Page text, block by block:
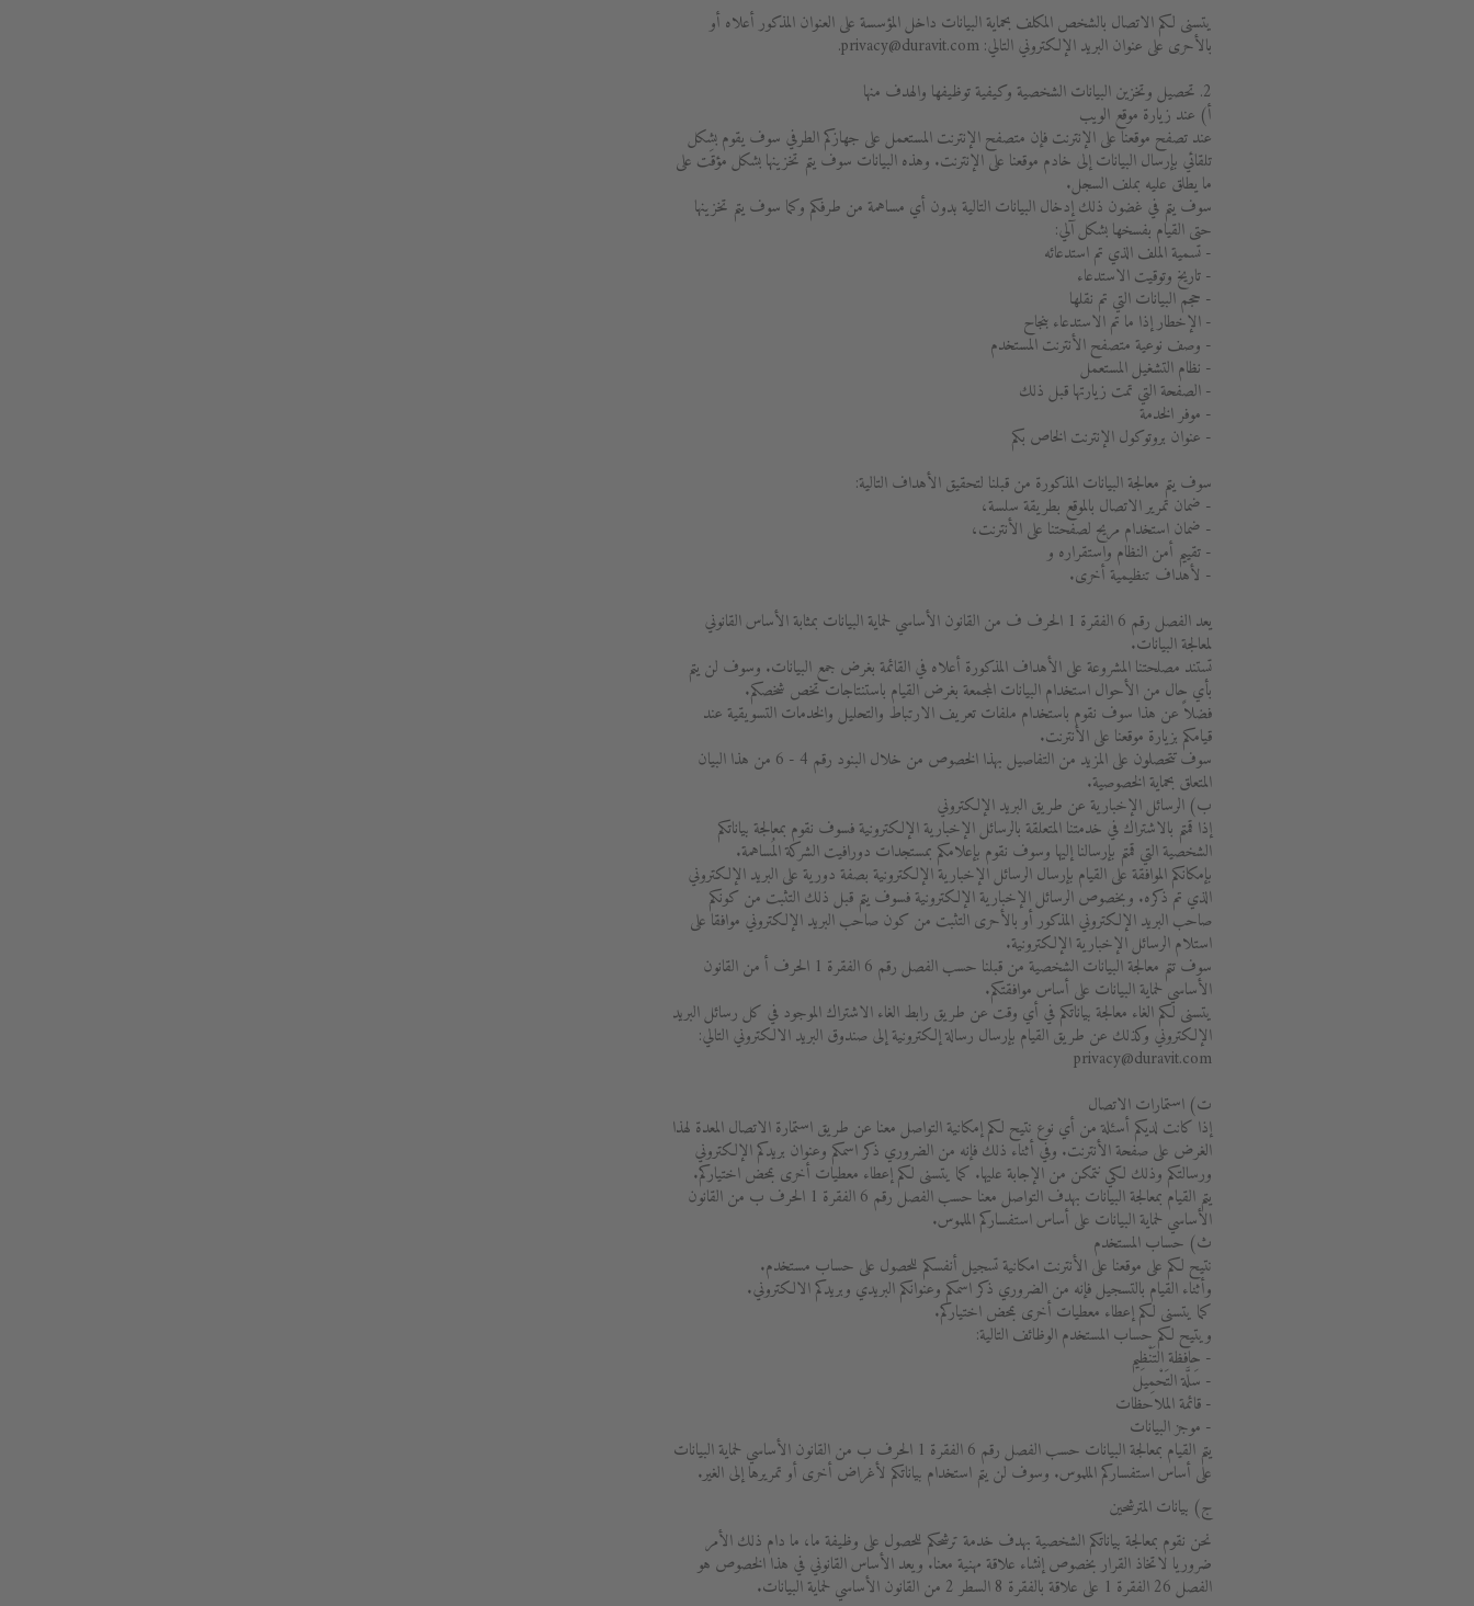
يتسنى لكم الاتصال بالشخص المكلف بحماية البيانات داخل المؤسسة على العنوان المذكور أعلاه أو
بالأحرى على عنوان البريد الإلكتروني التالي: privacy@duravit.com.
2. تحصيل وتخزين البيانات الشخصية وكيفية توظيفها والهدف منها
أ) عند زيارة موقع الويب
عند تصفح موقعنا على الإنترنت فإن متصفح الإنترنت المستعمل على جهازكم الطرفي سوف يقوم بشكل
تلقائي بإرسال البيانات إلى خادم موقعنا على الإنترنت. وهذه البيانات سوف يتم تخزينها بشكل مؤقَت على
ما يطلق عليه بملف السجل.
سوف يتم في غضون ذلك إدخال البيانات التالية بدون أي مساهمة من طرفكم وكما سوف يتم تخزينها
حتى القيام بفسخها بشكل آلي:
- تسمية الملف الذي تم استدعائه
- تاريخ وتوقيت الاستدعاء
- حجم البيانات التي تم نقلها
- الإخطار إذا ما تم الاستدعاء بنجاح
- وصف نوعية متصفح الأنترنت المستخدم
- نظام التشغيل المستعمل
- الصفحة التي تمت زيارتها قبل ذلك
- موفر الخدمة
- عنوان بروتوكول الإنترنت الخاص بكم
سوف يتم معالجة البيانات المذكورة من قبلنا لتحقيق الأهداف التالية:
- ضمان تمرير الاتصال بالموقع بطريقة سلسة،
- ضمان استخدام مريح لصفحتنا على الأنترنت،
- تقييم أمن النظام واستقراره و
- لأهداف تنظيمية أخرى.
يعد الفصل رقم 6 الفقرة 1 الحرف ف من القانون الأساسي لحماية البيانات بمثابة الأساس القانوني
لمعالجة البيانات.
تستند مصلحتنا المشروعة على الأهداف المذكورة أعلاه في القائمة بغرض جمع البيانات. وسوف لن يتم
بأي حال من الأحوال استخدام البيانات المجمعة بغرض القيام باستنتاجات تخص شخصكم.
فضلاً عن هذا سوف نقوم باستخدام ملفات تعريف الارتباط والتحليل والخدمات التسويقية عند
قيامكم بزيارة موقعنا على الأنترنت.
سوف تتحصلون على المزيد من التفاصيل بهذا الخصوص من خلال البنود رقم 4 - 6 من هذا البيان
المتعلق بحماية الخصوصية.
ب) الرسائل الإخبارية عن طريق البريد الإلكتروني
إذا قمتم بالاشتراك في خدمتنا المتعلقة بالرسائل الإخبارية الإلكترونية فسوف نقوم بمعالجة بياناتكم
الشخصية التي قمتم بإرسالنا إليها وسوف نقوم بإعلامكم بمستجدات دورافيت الشركة المُساهمة.
بإمكانكم الموافقة على القيام بإرسال الرسائل الإخبارية الإلكترونية بصفة دورية على البريد الإلكتروني
الذي تم ذكره. وبخصوص الرسائل الإخبارية الإلكترونية فسوف يتم قبل ذلك التثبت من كونكم
صاحب البريد الإلكتروني المذكور أو بالأحرى التثبت من كون صاحب البريد الإلكتروني موافقا على
استلام الرسائل الإخبارية الإلكترونية.
سوف تتم معالجة البيانات الشخصية من قبلنا حسب الفصل رقم 6 الفقرة 1 الحرف أ من القانون
الأساسي لحماية البيانات على أساس موافقتكم.
يتسنى لكم الغاء معالجة بياناتكم في أي وقت عن طريق رابط الغاء الاشتراك الموجود في كل رسائل البريد
الإلكتروني وكذلك عن طريق القيام بإرسال رسالة إلكترونية إلى صندوق البريد الالكتروني التالي:
privacy@duravit.com
ت) استمارات الاتصال
إذا كانت لديكم أسئلة من أي نوع نتيح لكم إمكانية التواصل معنا عن طريق استمارة الاتصال المعدة لهذا
الغرض على صفحة الأنترنت. وفي أثناء ذلك فإنه من الضروري ذكر اسمكم وعنوان بريدكم الإلكتروني
ورسالتكم وذلك لكي نتمكن من الإجابة عليها. كما يتسنى لكم إعطاء معطيات أخرى بمحض اختياركم.
يتم القيام بمعالجة البيانات بهدف التواصل معنا حسب الفصل رقم 6 الفقرة 1 الحرف ب من القانون
الأساسي لحماية البيانات على أساس استفساركم الملموس.
ث) حساب المستخدم
نتيح لكم على موقعنا على الأنترنت امكانية تسجيل أنفسكم للحصول على حساب مستخدم.
وأثناء القيام بالتسجيل فإنه من الضروري ذكر اسمكم وعنوانكم البريدي وبريدكم الالكتروني.
كما يتسنى لكم إعطاء معطيات أخرى بمحض اختياركم.
ويتيح لكم حساب المستخدم الوظائف التالية:
- حافظة التَنْظِيم
- سَلَّة التَحْمِيل
- قائمة الملاحظات
- موجز البيانات
يتم القيام بمعالجة البيانات حسب الفصل رقم 6 الفقرة 1 الحرف ب من القانون الأساسي لحماية البيانات
على أساس استفساركم الملموس. وسوف لن يتم استخدام بياناتكم لأغراض أخرى أو تمريرها إلى الغير.
ج) بيانات المترشحين
نحن نقوم بمعالجة بياناتكم الشخصية بهدف خدمة ترشحكم للحصول على وظيفة ما، ما دام ذلك الأمر
ضروريا لاتخاذ القرار بخصوص إنشاء علاقة مهنية معنا. ويعد الأساس القانوني في هذا الخصوص هو
الفصل 26 الفقرة 1 على علاقة بالفقرة 8 السطر 2 من القانون الأساسي لحماية البيانات.